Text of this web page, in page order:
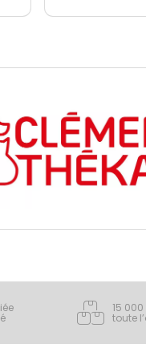
15
toute